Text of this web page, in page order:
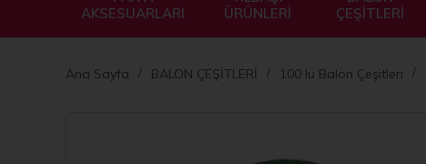
AKSESUARLARI
ÜRÜNLERİ
ÇEŞİTLERİ
Ana Sayfa BALON ÇEŞİTLERİ 100 lü Balon Çeşitleri